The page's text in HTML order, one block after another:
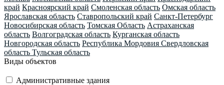
край Красноярский край Смоленская область Омская область
Ярославская область Ставропольский край Санкт-Петербург
Новосибирская область Томская Область Астраханская
область Волгоградская область Курганская область
Новгородская область Республика Мордовия Свердловская
область Тульская область
Виды объектов
Административные здания